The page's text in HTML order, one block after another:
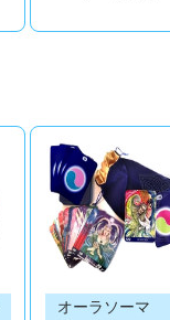
オーラソーマ